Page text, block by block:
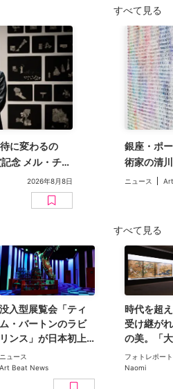
すべて見る
に変わるの
念 メル・チン
ート2026年8月8日
銀座・ポ
術家の清
二人展「
ニュース
すべて見る
没入型展覧会「ティ
ム・バートンのラビ
リンス」が日本初上
陸。豊洲のCREVIA
BASE Tokyoで11月開
ニュース
Art Beat News
時代を超
受け継が
の美。「
日本美術
ン 百花繚乱〜海を越
フォトレポート
Naomi